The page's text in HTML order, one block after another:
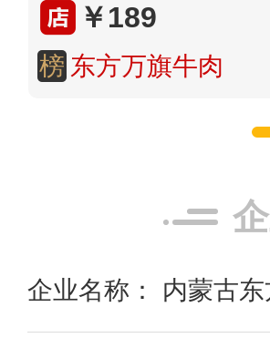
￥189
榜 东方万旗牛肉
企业名称： 内蒙古